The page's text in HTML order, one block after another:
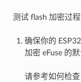
测试 flash 加密过
确保你的
加密 eFuse 的默
请参考如何检查